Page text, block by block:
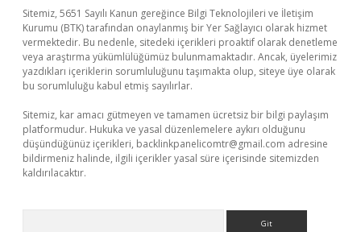
Sitemiz, 5651 Sayılı Kanun gereğince Bilgi Teknolojileri ve İletişim
Kurumu (BTK) tarafından onaylanmış bir Yer Sağlayıcı olarak hizmet
vermektedir. Bu nedenle, sitedeki içerikleri proaktif olarak denetleme
veya araştırma yükümlülüğümüz bulunmamaktadır. Ancak, üyelerimiz
yazdıkları içeriklerin sorumluluğunu taşımakta olup, siteye üye olarak
bu sorumluluğu kabul etmiş sayılırlar.
Sitemiz, kar amacı gütmeyen ve tamamen ücretsiz bir bilgi paylaşım
platformudur. Hukuka ve yasal düzenlemelere aykırı olduğunu
düşündüğünüz içerikleri, backlinkpanelicomtr@gmail.com adresine
bildirmeniz halinde, ilgili içerikler yasal süre içerisinde sitemizden
kaldırılacaktır.